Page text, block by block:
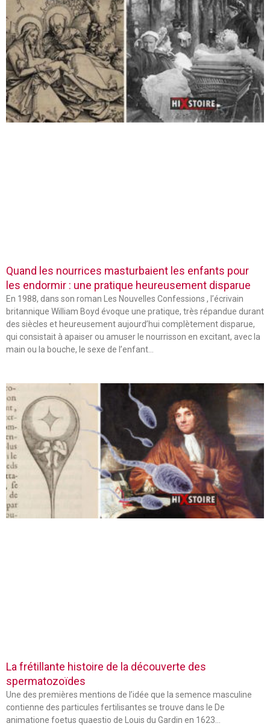
Quand les nourrices masturbaient les enfants pour
les endormir : une pratique heureusement disparue
En 1988, dans son roman Les Nouvelles Confessions , l’écrivain
britannique William Boyd évoque une pratique, très répandue durant
des siècles et heureusement aujourd’hui complètement disparue,
qui consistait à apaiser ou amuser le nourrisson en excitant, avec la
main ou la bouche, le sexe de l’enfant…
La frétillante histoire de la découverte des
spermatozoïdes
Une des premières mentions de l’idée que la semence masculine
contienne des particules fertilisantes se trouve dans le De
animatione foetus quaestio de Louis du Gardin en 1623…